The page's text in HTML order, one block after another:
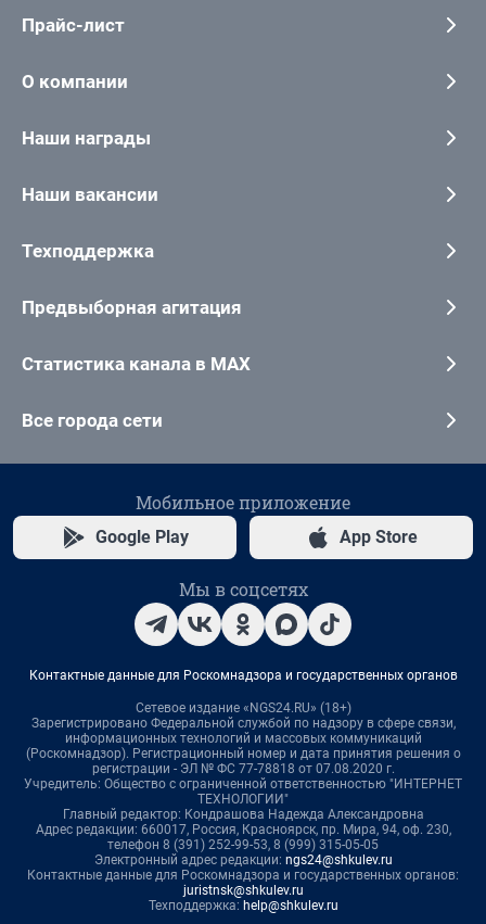
Прайс-лист
О компании
Наши награды
Наши вакансии
Техподдержка
Предвыборная агитация
Статистика канала в MAX
Все города сети
Мобильное приложение
Google Play App Store
Мы в соцсетях
Контактные данные для Роскомнадзора и государственных органов
Сетевое издание «NGS24.RU» (18+)
Зарегистрировано Федеральной службой по надзору в сфере связи,
информационных технологий и массовых коммуникаций
(Роскомнадзор). Регистрационный номер и дата принятия решения о
регистрации - ЭЛ № ФС 77-78818 от 07.08.2020 г.
Учредитель: Общество с ограниченной ответственностью "ИНТЕРНЕТ
ТЕХНОЛОГИИ"
Главный редактор: Кондрашова Надежда Александровна
Адрес редакции: 660017, Россия, Красноярск, пр. Мира, 94, оф. 230,
телефон 8 (391) 252-99-53, 8 (999) 315-05-05
Электронный адрес редакции: ngs24@shkulev.ru
Контактные данные для Роскомнадзора и государственных органов:
juristnsk@shkulev.ru
Техподдержка: help@shkulev.ru